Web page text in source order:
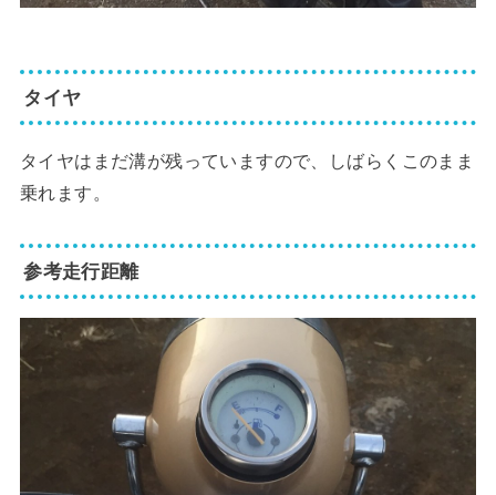
タイヤ
タイヤはまだ溝が残っていますので、しばらくこのまま
乗れます。
参考走行距離